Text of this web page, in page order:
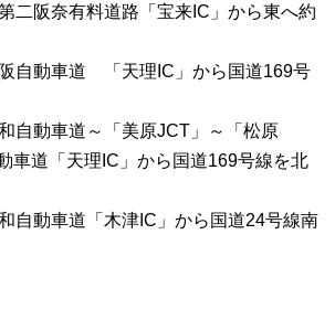
二阪奈有料道路「宝来IC」から東へ約
自動車道 「天理IC」から国道169号
自動車道～「美原JCT」～「松原
車道「天理IC」から国道169号線を北
自動車道「木津IC」から国道24号線南